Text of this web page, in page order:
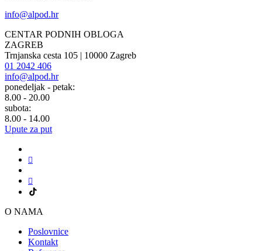
info@alpod.hr
CENTAR PODNIH OBLOGA
ZAGREB
Trnjanska cesta 105 | 10000 Zagreb
01 2042 406
info@alpod.hr
ponedeljak - petak:
8.00 - 20.00
subota:
8.00 - 14.00
Upute za put
O NAMA
Poslovnice
Kontakt